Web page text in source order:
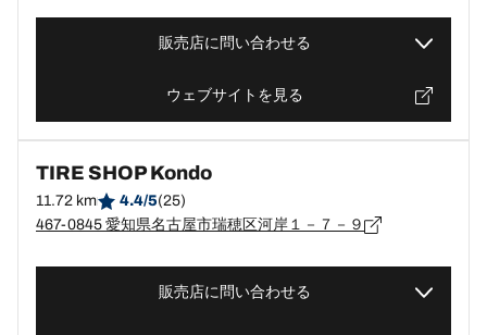
販売店に問い合わせる
ウェブサイトを見る
TIRE SHOP Kondo
11.72 km 4.4/5(25)
467-0845 愛知県名古屋市瑞穂区河岸１－７－９
販売店に問い合わせる